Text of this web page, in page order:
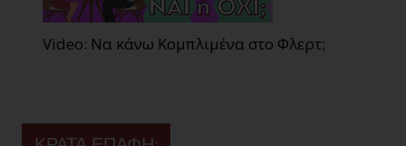
Video: Να κάνω Κομπλιμένα στο Φλερτ;